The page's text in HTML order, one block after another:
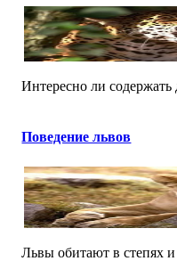
Интересно ли
Поведение львов
Львы обитают в степях